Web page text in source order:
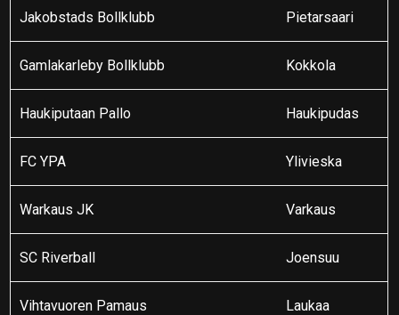
Jakobstads Bollklubb Pietarsaari
Gamlakarleby Bollklubb Kokkola
Haukiputaan Pallo Haukipudas
FC YPA Ylivieska
Warkaus JK Varkaus
SC Riverball Joensuu
Vihtavuoren Pamaus Laukaa